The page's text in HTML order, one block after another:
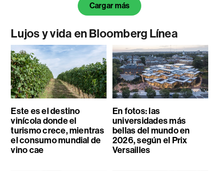
Cargar más
Lujos y vida en Bloomberg Línea
Este es el destino
vinícola donde el
turismo crece, mientras
el consumo mundial de
vino cae
En fotos: las
universidades más
bellas del mundo en
2026, según el Prix
Versailles